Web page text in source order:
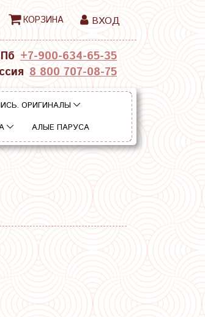
КОРЗИНА ВХОД
+7-900-634-65-35
8 800 707-08-75
ОРИГИНАЛЫ
АЛЫЕ ПАРУСА